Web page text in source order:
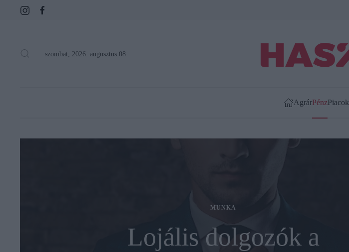
szombat, 2026. augusztus 08.
AgrárPénzPiacok
MUNKA
Lojális dolgozók a